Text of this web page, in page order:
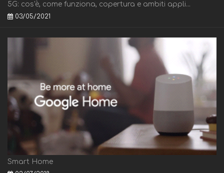
5G: cos'è, come funziona, copertura e ambiti appli...
03/05/2021
Smart Home